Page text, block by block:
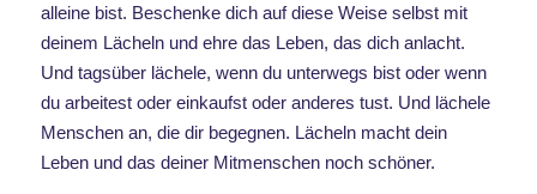
alleine bist. Beschenke dich auf diese Weise selbst mit
deinem Lächeln und ehre das Leben, das dich anlacht.
Und tagsüber lächele, wenn du unterwegs bist oder wenn
du arbeitest oder einkaufst oder anderes tust. Und lächele
Menschen an, die dir begegnen. Lächeln macht dein
Leben und das deiner Mitmenschen noch schöner.